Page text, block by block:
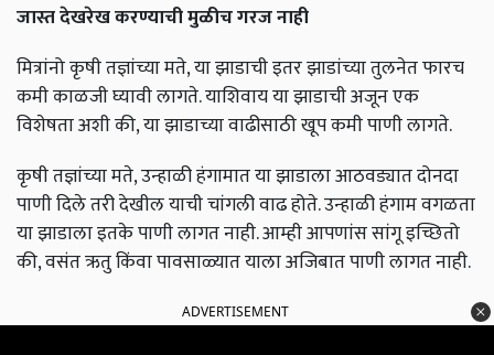
जास्त देखरेख करण्याची मुळीच गरज नाही
मित्रांनो कृषी तज्ञांच्या मते, या झाडाची इतर झाडांच्या तुलनेत फारच
कमी काळजी घ्यावी लागते. याशिवाय या झाडाची अजून एक
विशेषता अशी की, या झाडाच्या वाढीसाठी खूप कमी पाणी लागते.
कृषी तज्ञांच्या मते, उन्हाळी हंगामात या झाडाला आठवड्यात दोनदा
पाणी दिले तरी देखील याची चांगली वाढ होते. उन्हाळी हंगाम वगळता
या झाडाला इतके पाणी लागत नाही. आम्ही आपणांस सांगू इच्छितो
की, वसंत ऋतु किंवा पावसाळ्यात याला अजिबात पाणी लागत नाही.
ADVERTISEMENT